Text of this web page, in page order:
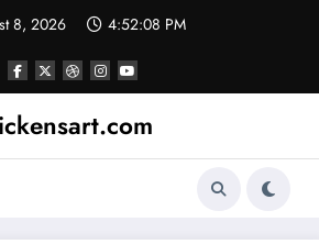
8, 2026 4:52:09 PM